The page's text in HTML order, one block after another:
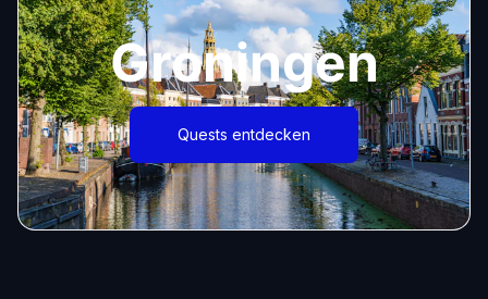
Groningen
Quests entdecken